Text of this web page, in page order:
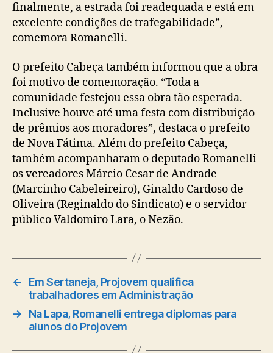
finalmente, a estrada foi readequada e está em
excelente condições de trafegabilidade”,
comemora Romanelli.
O prefeito Cabeça também informou que a obra
foi motivo de comemoração. “Toda a
comunidade festejou essa obra tão esperada.
Inclusive houve até uma festa com distribuição
de prêmios aos moradores”, destaca o prefeito
de Nova Fátima. Além do prefeito Cabeça,
também acompanharam o deputado Romanelli
os vereadores Márcio Cesar de Andrade
(Marcinho Cabeleireiro), Ginaldo Cardoso de
Oliveira (Reginaldo do Sindicato) e o servidor
público Valdomiro Lara, o Nezão.
←
Em Sertaneja, Projovem qualifica
trabalhadores em Administração
→
Na Lapa, Romanelli entrega diplomas para
alunos do Projovem